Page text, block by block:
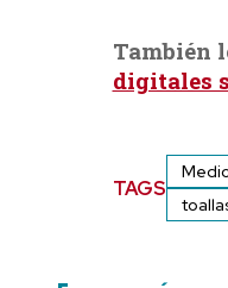
También
digitales
TAGS